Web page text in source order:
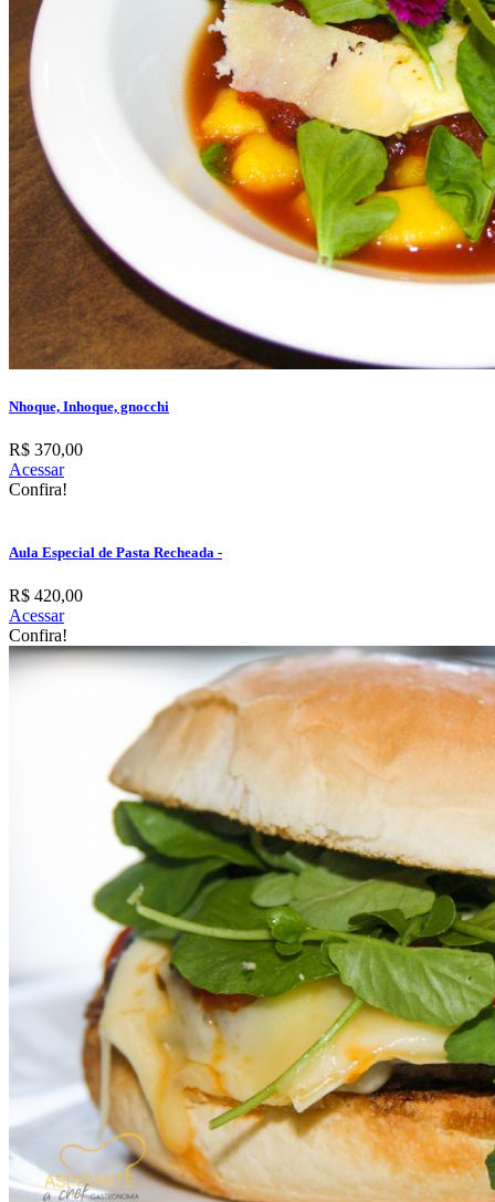
Nhoque, Inhoque, gnocchi
R$ 370,00
Acessar
Confira!
Aula Especial de Pasta Recheada -
R$ 420,00
Acessar
Confira!